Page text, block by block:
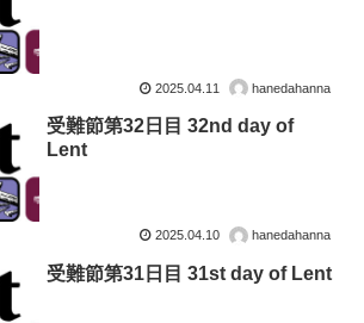
2025.04.11 hanedahanna
受難節第32日目 32nd day of
Lent
2025.04.10 hanedahanna
受難節第31日目 31st day of Lent